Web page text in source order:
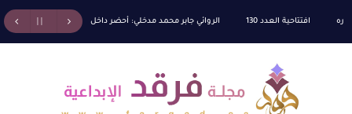
افتتاحية العدد 130 الروائي جابر محمد مدخلي: أحضر داخل رواياتي بحذر، والثقافة قوتنا
الله” للدكتور محمد بدوي